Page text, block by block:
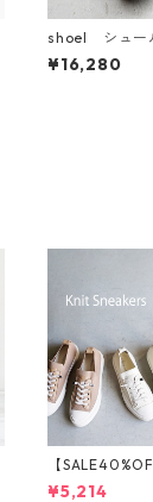
shoel シュー
チーフレザー
7
¥16,280
【
nd ニットス
¥5,214